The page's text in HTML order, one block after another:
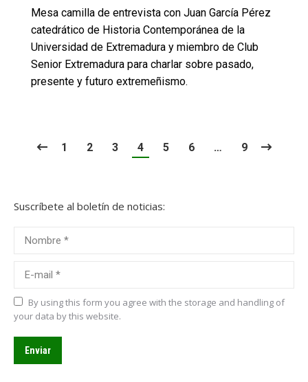
Mesa camilla de entrevista con Juan García Pérez
catedrático de Historia Contemporánea de la
Universidad de Extremadura y miembro de Club
Senior Extremadura para charlar sobre pasado,
presente y futuro extremeñismo.
1 2 3 4 5 6 … 9
Suscríbete al boletín de noticias:
Nombre *
E-mail *
By using this form you agree with the storage and handling of
your data by this website.
Enviar